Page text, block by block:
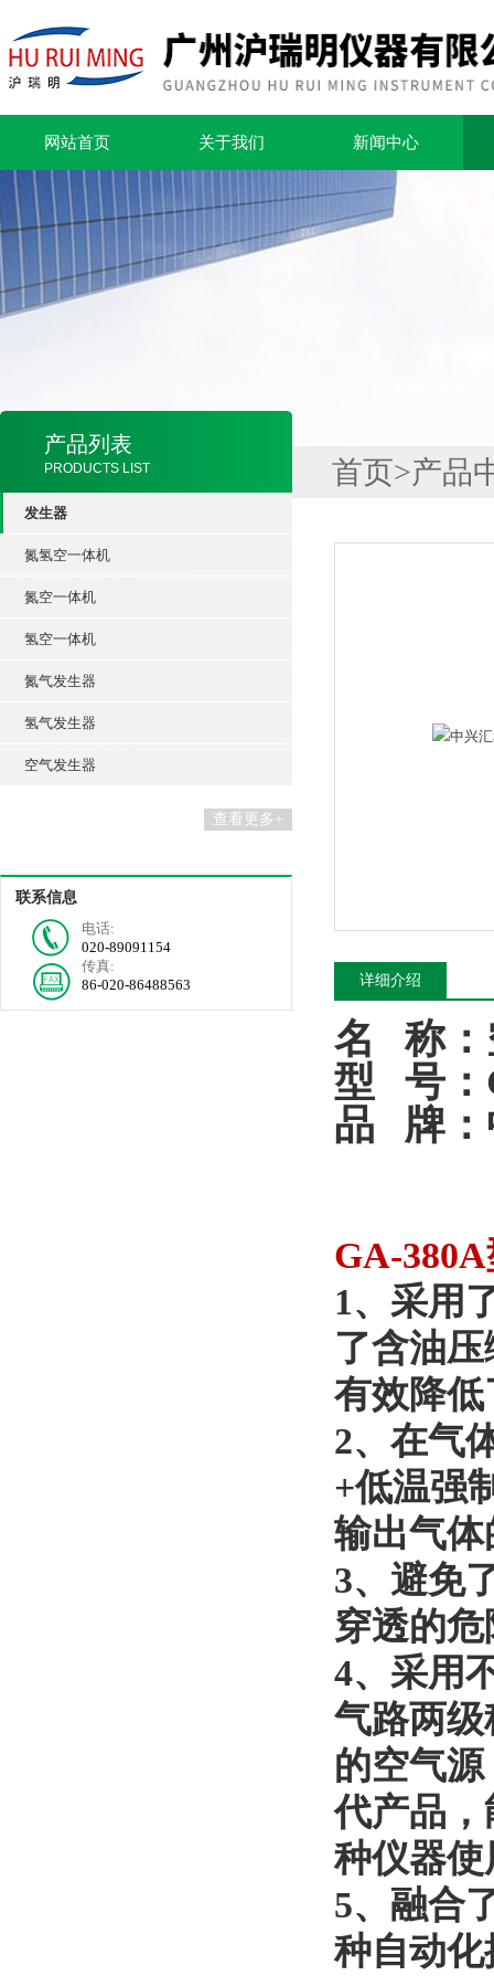
网站首页 关于我们 新闻中心
产品列表
PRODUCTS LIST
发生器
氮氢空一体机
氮空一体机
氢空一体机
氮气发生器
氢气发生器
空气发生器
查看更多+
联系信息
电话:
020-89091154
传真:
86-020-86488563
首页>产品
详细介绍
名
称
型
号
品
牌
GA-
1、采用
了含油
有效降
2、在气
+低温强
输出气
3、 避免
穿透的危
4、采用
气路两
的空气
代产品
种仪器使
5、融合
种自动